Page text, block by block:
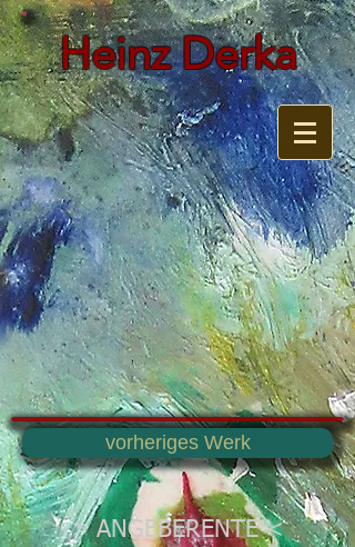
Heinz Derka
> ANGEBERENTE <
vorheriges Werk